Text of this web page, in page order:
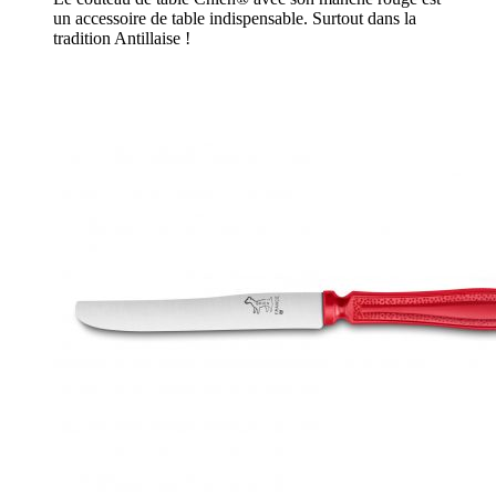
un accessoire de table indispensable. Surtout dans la
tradition Antillaise !